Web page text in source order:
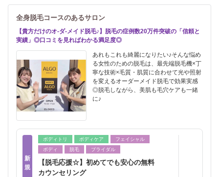
全身脱毛コースのあるサロン
【貴方だけのオ-ダ-メイド脱毛♪】脱毛の症例数20万件突破の「信頼と
実績」◎口コミを見ればわかる満足度◎
あれもこれも綺麗になりたい♪そんな悩め
る女性のための脱毛は、最先端脱毛機×丁
寧な技術×毛質・肌質に合わせて光や照射
を変えるオーダーメイド脱毛で効果実感
◎脱毛しながら、美肌も毛穴ケアも一緒
に♪
新
規
ボディトリ ボディケア
フェイシャル
ボディ
脱毛 ブライダル
【脱毛応援☆】初めてでも安心の無料
カウンセリング